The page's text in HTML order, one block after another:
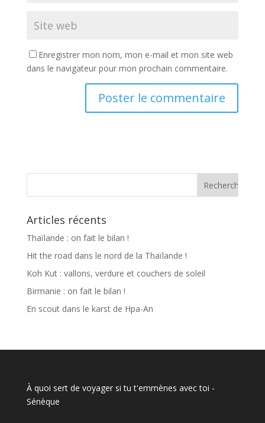
Enregistrer mon nom, mon e-mail et mon site web
dans le navigateur pour mon prochain commentaire.
Articles récents
Thaïlande : on fait le bilan !
Hit the road dans le nord de la Thaïlande !
Koh Kut : vallons, verdure et couchers de soleil
Birmanie : on fait le bilan !
En scout dans le karst de Hpa-An
À quoi sert de voyager si tu t'emmènes avec toi -
Sénèque